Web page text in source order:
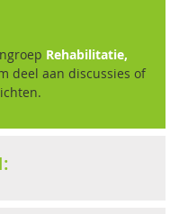
Rehabilitatie,
deel aan discussies of